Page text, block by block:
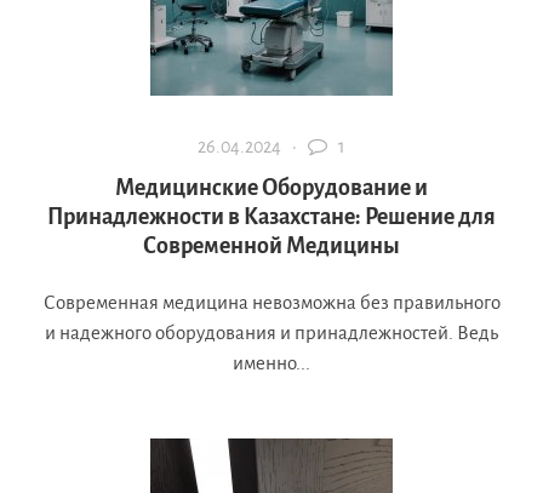
26.04.2024 · 1
Медицинские Оборудование и
Принадлежности в Казахстане: Решение для
Современной Медицины
Современная медицина невозможна без правильного
и надежного оборудования и принадлежностей. Ведь
именно...